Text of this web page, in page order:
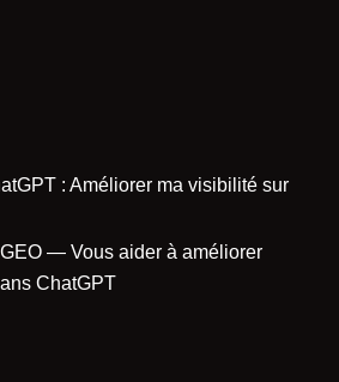
: Améliorer ma visibilité sur
— Vous aider à améliorer
ChatGPT